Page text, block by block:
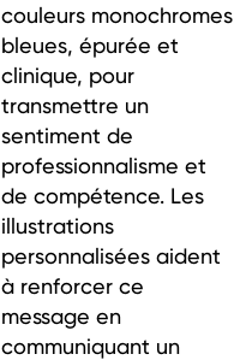
couleurs monochromes
bleues, épurée et
clinique, pour
transmettre un
sentiment de
professionnalisme et
de compétence. Les
illustrations
personnalisées aident
à renforcer ce
message en
communiquant un